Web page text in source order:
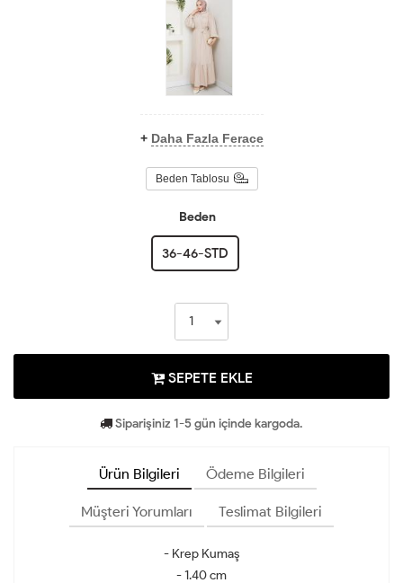
+ Daha Fazla Ferace
Beden Tablosu
Beden
36-46-STD
SEPETE EKLE
Siparişiniz 1-5 gün içinde kargoda.
Ürün Bilgileri Ödeme Bilgileri
Müşteri Yorumları Teslimat Bilgileri
- Krep Kumaş
- 1.40 cm